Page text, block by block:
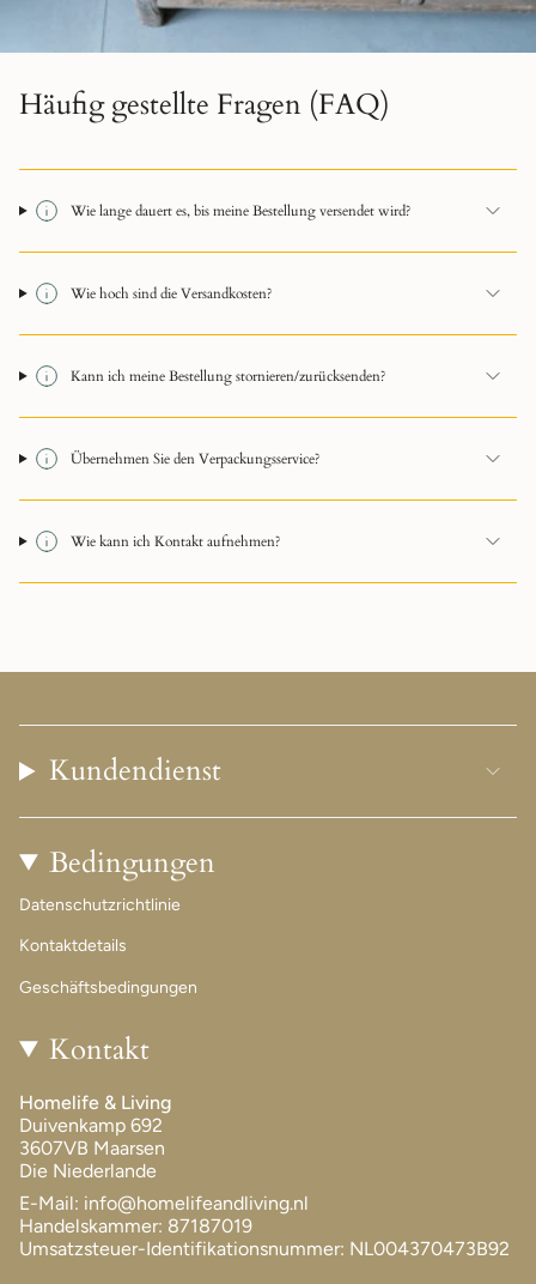
Häufig gestellte Fragen (FAQ)
Wie lange dauert es, bis meine Bestellung versendet wird?
Wie hoch sind die Versandkosten?
Kann ich meine Bestellung stornieren/zurücksenden?
Übernehmen Sie den Verpackungsservice?
Wie kann ich Kontakt aufnehmen?
Kundendienst
Bedingungen
Datenschutzrichtlinie
Kontaktdetails
Geschäftsbedingungen
Kontakt
Homelife & Living
Duivenkamp 692
3607VB Maarsen
Die Niederlande
E-Mail: info@homelifeandliving.nl
Handelskammer: 87187019
Umsatzsteuer-Identifikationsnummer: NL004370473B92